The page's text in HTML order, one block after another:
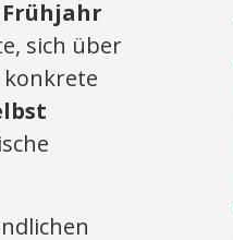
sich über